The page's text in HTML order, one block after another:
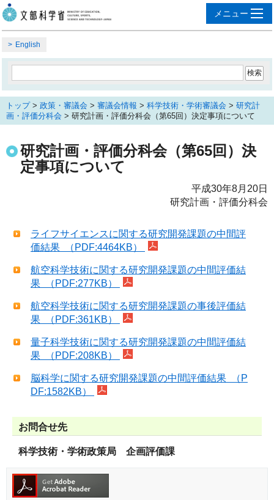
English
トップ> 政策・審議会 > 審議会情報 > 科学技術・学術審議会 > 研究計
画・評価分科会 > 研究計画・評価分科会（第65回）決定事項について
研究計画・評価分科会（第65回）決
定事項について
平成30年8月20日
研究計画・評価分科会
ライフサイエンスに関する研究開発課題の中間評
価結果 （PDF:4464KB）
航空科学技術に関する研究開発課題の中間評価結
果 （PDF:277KB）
航空科学技術に関する研究開発課題の事後評価結
果 （PDF:361KB）
量子科学技術に関する研究開発課題の中間評価結
果 （PDF:208KB）
脳科学に関する研究開発課題の中間評価結果 （P
DF:1582KB）
お問合せ先
科学技術・学術政策局 企画評価課